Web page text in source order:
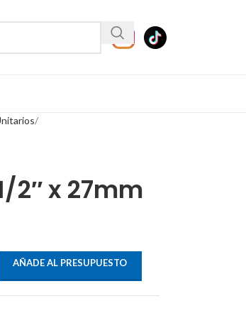
2″ x 27mm
AÑADE AL PRESUPUESTO